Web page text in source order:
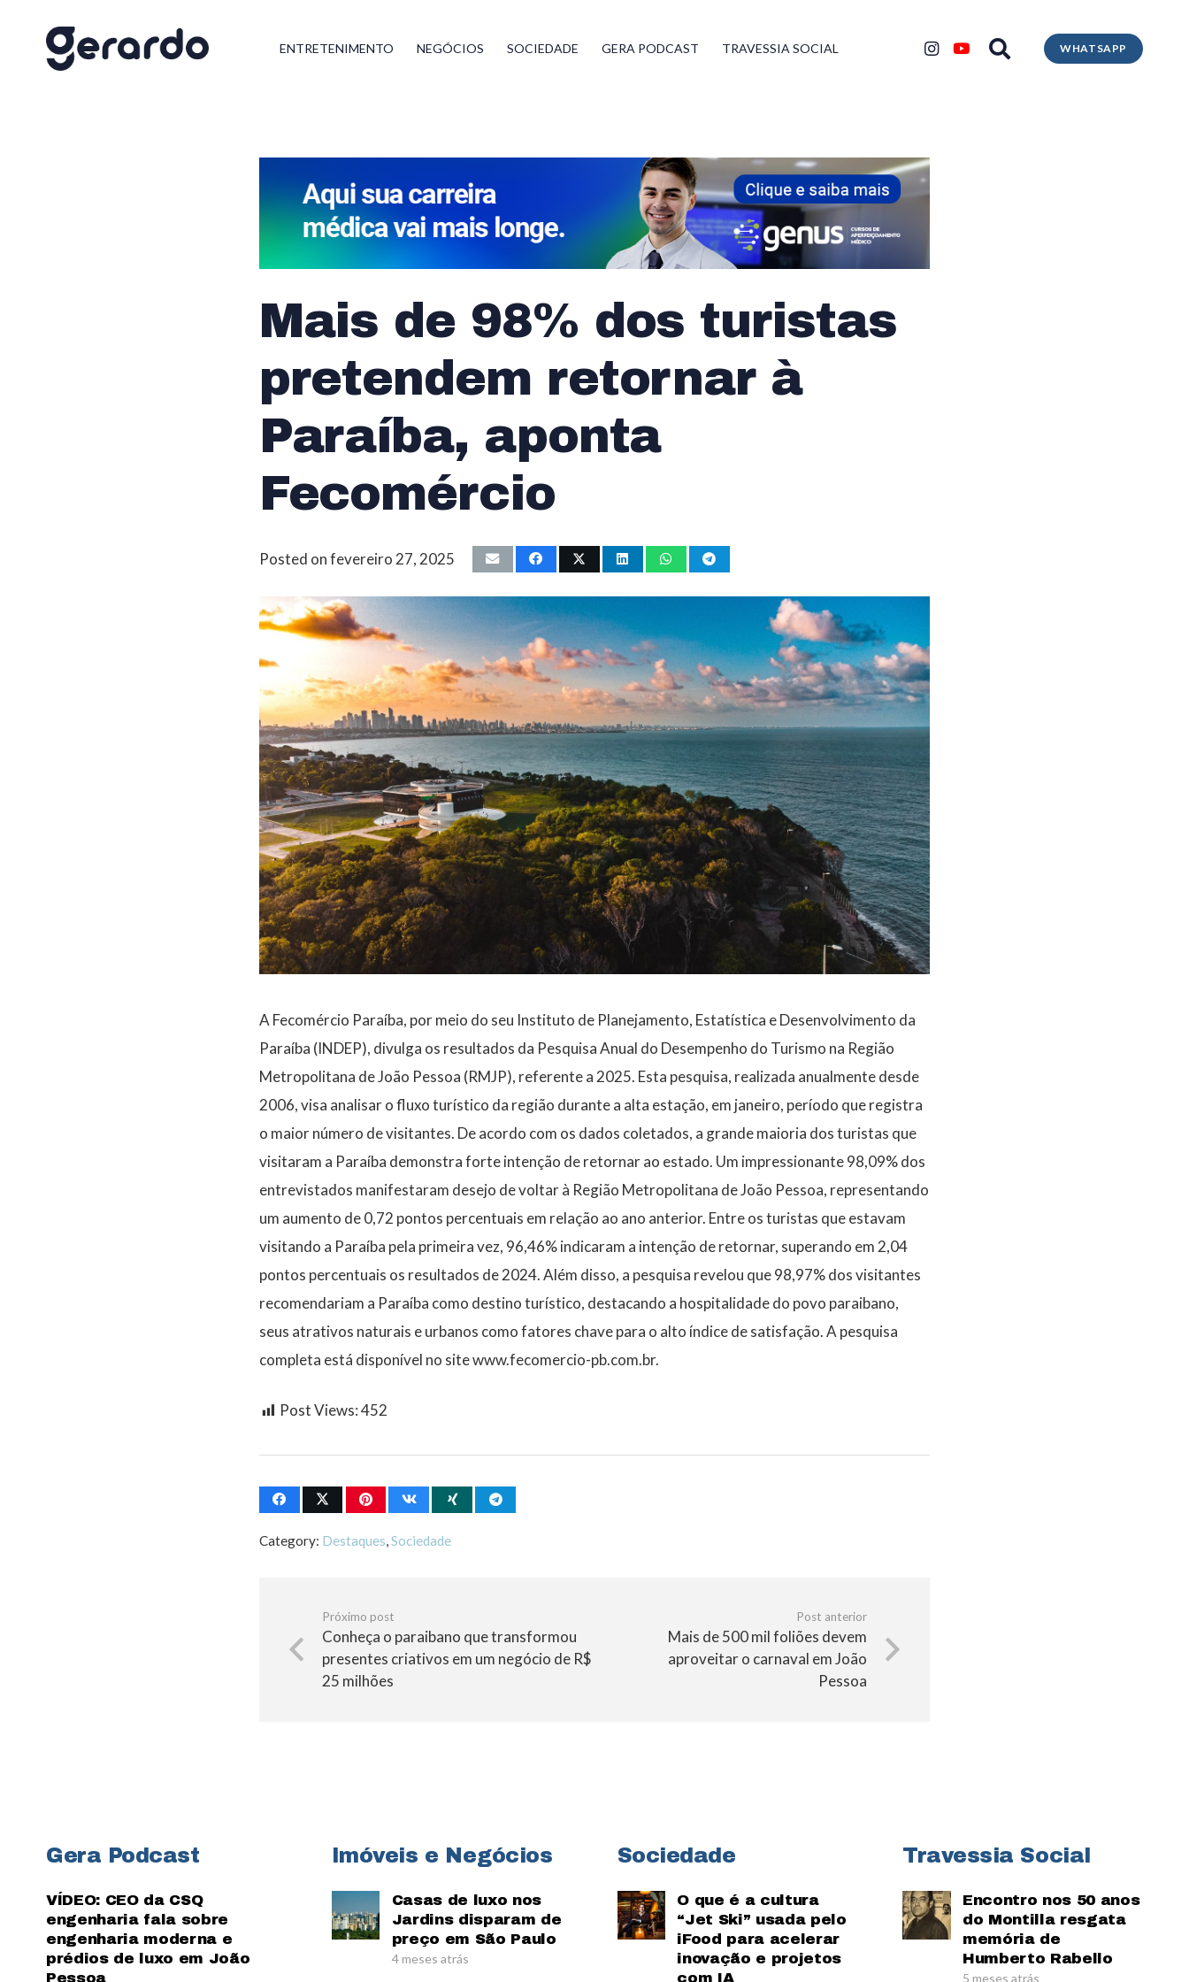
ENTRETENIMENTO NEGÓCIOS SOCIEDADE GERA PODCAST TRAVESSIA SOCIAL WHATSAPP
Mais de 98% dos turistas
pretendem retornar à
Paraíba, aponta
Fecomércio
Posted onfevereiro 27, 2025
A Fecomércio Paraíba, por meio do seu Instituto de Planejamento, Estatística e Desenvolvimento da
Paraíba (INDEP), divulga os resultados da Pesquisa Anual do Desempenho do Turismo na Região
Metropolitana de João Pessoa (RMJP), referente a 2025. Esta pesquisa, realizada anualmente desde
2006, visa analisar o fluxo turístico da região durante a alta estação, em janeiro, período que registra
o maior número de visitantes. De acordo com os dados coletados, a grande maioria dos turistas que
visitaram a Paraíba demonstra forte intenção de retornar ao estado. Um impressionante 98,09% dos
entrevistados manifestaram desejo de voltar à Região Metropolitana de João Pessoa, representando
um aumento de 0,72 pontos percentuais em relação ao ano anterior. Entre os turistas que estavam
visitando a Paraíba pela primeira vez, 96,46% indicaram a intenção de retornar, superando em 2,04
pontos percentuais os resultados de 2024. Além disso, a pesquisa revelou que 98,97% dos visitantes
recomendariam a Paraíba como destino turístico, destacando a hospitalidade do povo paraibano,
seus atrativos naturais e urbanos como fatores chave para o alto índice de satisfação. A pesquisa
completa está disponível no site www.fecomercio-pb.com.br.
Post Views:452
Category: Destaques,Sociedade
Próximo post
Conheça o paraibano que transformou
presentes criativos em um negócio de R$
25 milhões
Post anterior
Mais de 500 mil foliões devem
aproveitar o carnaval em João
Pessoa
Gera Podcast
VÍDEO: CEO da CSQ
engenharia fala sobre
engenharia moderna e
prédios de luxo em João
Pessoa
Imóveis e Negócios
Casas de luxo nos
Jardins disparam de
preço em São Paulo
4 meses atrás
Sociedade
O que é a cultura
“Jet Ski” usada pelo
iFood para acelerar
inovação e projetos
com IA
Travessia Social
Encontro nos 50 anos
do Montilla resgata
memória de
Humberto Rabello
5 meses atrás